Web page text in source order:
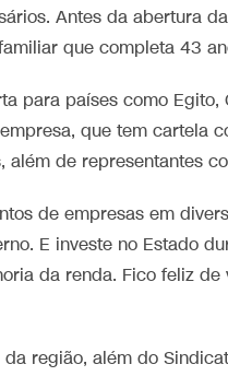
Antes da abertura
que completa 43
para países como Egito,
que tem cartela
de representantes
de empresas em
E investe no Estado
da renda. Fico feliz
região, além do